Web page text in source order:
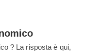
? La risposta è qui,